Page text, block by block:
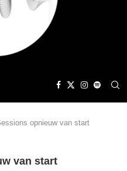
opnieuw van start
van start